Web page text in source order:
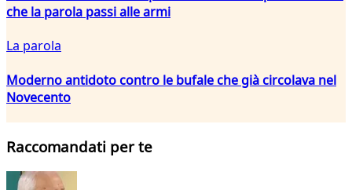
che la parola passi alle armi
La parola
Moderno antidoto contro le bufale che già circolava nel
Novecento
Raccomandati per te